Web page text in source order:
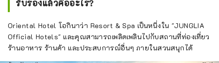
รับรองแล้วคืออะไร?
Oriental Hotel โอกินาว่า Resort & Spa เป็นหนึ่งใน "JUNGLIA
Official Hotels" และคุณสามารถเพลิดเพลินไปกับสถานที่ท่องเที่ยว
ร้านอาหาร ร้านค้า และประสบการณ์อื่นๆ ภายในสวนสนุกได้